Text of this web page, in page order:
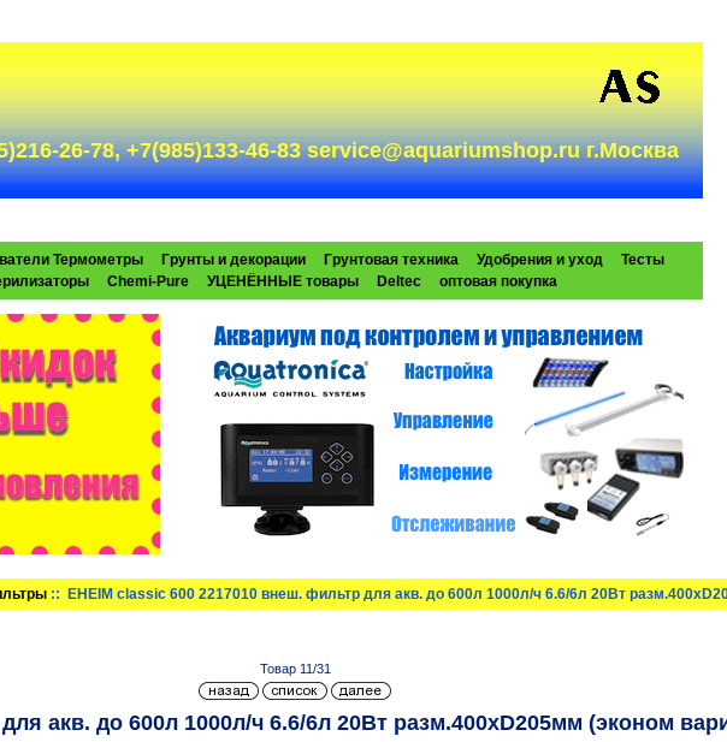
26-78, +7(985)133-46-83 service@aquariumshop.ru г.Москва
Термометры Грунты и декорации Грунтовая техника Удобрения и уход
Тесты
Chemi-Pure УЦЕНЁННЫЕ товары Deltec оптовая покупка
:: EHEIM classic 600 2217010 внеш. фильтр для акв. до 600л 1000л/ч 6.6/6л 20Вт
Товар 11/31
акв. до 600л 1000л/ч 6.6/6л 20Вт разм.400хD205мм (эконом